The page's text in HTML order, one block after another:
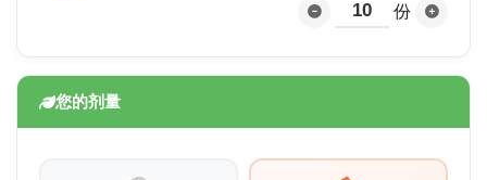
份
您的剂量